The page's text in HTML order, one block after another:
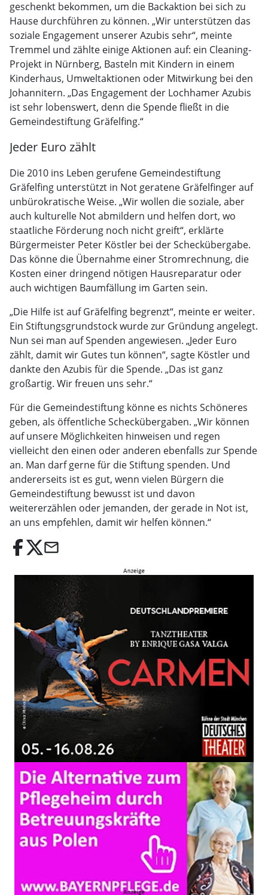
geschenkt bekommen, um die Backaktion bei sich zu
Hause durchführen zu können. „Wir unterstützen das
soziale Engagement unserer Azubis sehr“, meinte
Tremmel und zählte einige Aktionen auf: ein Cleaning-
Projekt in Nürnberg, Basteln mit Kindern in einem
Kinderhaus, Umweltaktionen oder Mitwirkung bei den
Johannitern. „Das Engagement der Lochhamer Azubis
ist sehr lobenswert, denn die Spende fließt in die
Gemeindestiftung Gräfelfing.“
Jeder Euro zählt
Die 2010 ins Leben gerufene Gemeindestiftung
Gräfelfing unterstützt in Not geratene Gräfelfinger auf
unbürokratische Weise. „Wir wollen die soziale, aber
auch kulturelle Not abmildern und helfen dort, wo
staatliche Förderung noch nicht greift“, erklärte
Bürgermeister Peter Köstler bei der Scheckübergabe.
Das könne die Übernahme einer Stromrechnung, die
Kosten einer dringend nötigen Hausreparatur oder
auch wichtigen Baumfällung im Garten sein.
„Die Hilfe ist auf Gräfelfing begrenzt“, meinte er weiter.
Ein Stiftungsgrundstock wurde zur Gründung angelegt.
Nun sei man auf Spenden angewiesen. „Jeder Euro
zählt, damit wir Gutes tun können“, sagte Köstler und
dankte den Azubis für die Spende. „Das ist ganz
großartig. Wir freuen uns sehr.“
Für die Gemeindestiftung könne es nichts Schöneres
geben, als öffentliche Scheckübergaben. „Wir können
auf unsere Möglichkeiten hinweisen und regen
vielleicht den einen oder anderen ebenfalls zur Spende
an. Man darf gerne für die Stiftung spenden. Und
andererseits ist es gut, wenn vielen Bürgern die
Gemeindestiftung bewusst ist und davon
weitererzählen oder jemanden, der gerade in Not ist,
an uns empfehlen, damit wir helfen können.“
email